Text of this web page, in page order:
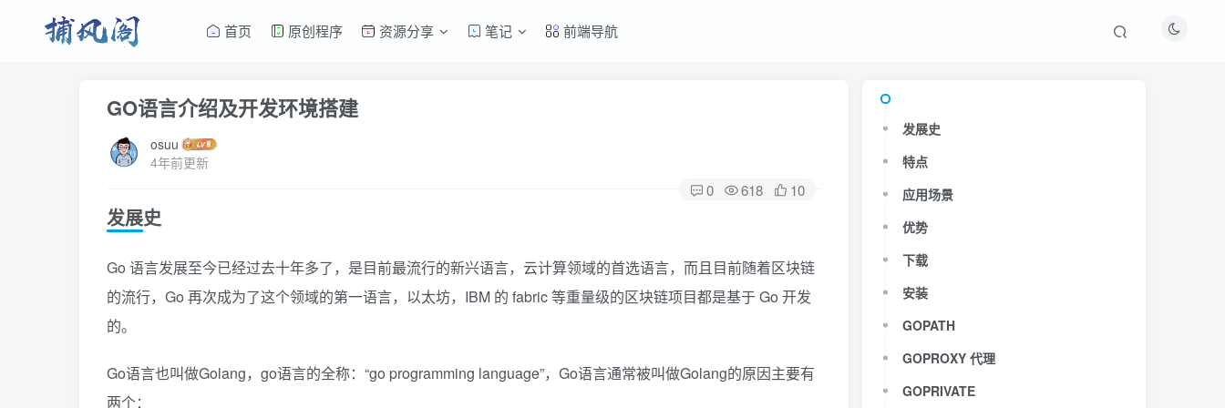
首页 原创程序 资源分享 笔记 前端导航
GO语言介绍及开发环境搭建
osuu
4年前更新
0 618 10
发展史
Go 语言发展至今已经过去十年多了，是目前最流行的新兴语言，云计算领域的首选语言，而且目前随着区块链
的流行，Go 再次成为了这个领域的第一语言，以太坊，IBM 的 fabric 等重量级的区块链项目都是基于 Go 开发
的。
Go语言也叫做Golang，go语言的全称：“go programming language”，Go语言通常被叫做Golang的原因主要有
两个：
发展史
特点
应用场景
优势
下载
安装
GOPATH
GOPROXY 代理
GOPRIVATE
发展史
特点
应用场景
优势
下载
安装
GOPATH
GOPROXY 代理
GOPRIVATE